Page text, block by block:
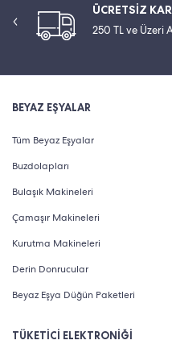
ÜCRETSİZ
250 TL ve Üzeri
BEYAZ EŞYALAR
Tüm Beyaz Eşyalar
Buzdolapları
Bulaşık Makineleri
Çamaşır Makineleri
Kurutma Makineleri
Derin Donrucular
Beyaz Eşya Düğün Paketleri
TÜKETİCİ ELEKTRONİĞİ